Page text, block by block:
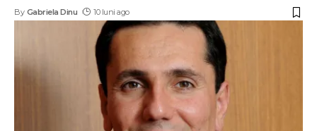
By Gabriela Dinu 10 luni ago